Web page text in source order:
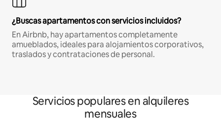
¿Buscas apartamentos con servicios incluidos?
En Airbnb, hay apartamentos completamente
amueblados, ideales para alojamientos corporativos,
traslados y contrataciones de personal.
Servicios populares en alquileres
mensuales